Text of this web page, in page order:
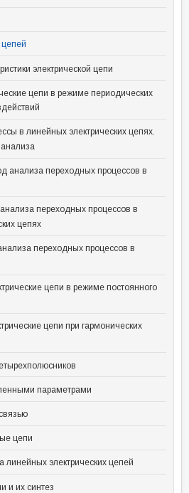
цепей
электрической цепи
цепи в режиме периодических
в линейных электрических цепях.
анализа переходных процессов в
переходных процессов в
цепях
переходных процессов в
цепи в режиме постоянного
цепи при гармонических
параметрами
цепи
линейных электрических цепей
и их синтез